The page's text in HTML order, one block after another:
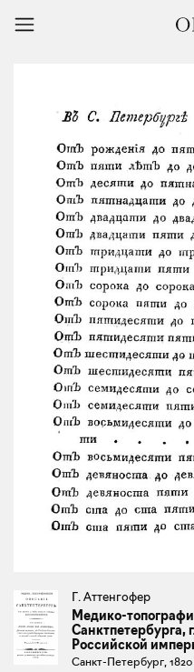
Г. Аттенгофер
Медико-
Санктпетербурга,
Российской
Санкт-Петербург, 1820